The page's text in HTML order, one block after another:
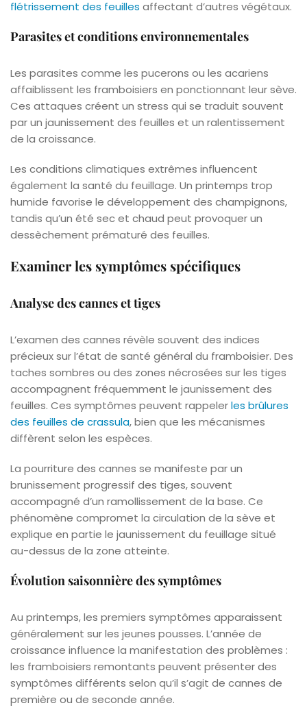
flétrissement des feuilles affectant d’autres végétaux.
Parasites et conditions environnementales
Les parasites comme les pucerons ou les acariens
affaiblissent les framboisiers en ponctionnant leur sève.
Ces attaques créent un stress qui se traduit souvent
par un jaunissement des feuilles et un ralentissement
de la croissance.
Les conditions climatiques extrêmes influencent
également la santé du feuillage. Un printemps trop
humide favorise le développement des champignons,
tandis qu’un été sec et chaud peut provoquer un
dessèchement prématuré des feuilles.
Examiner les symptômes spécifiques
Analyse des cannes et tiges
L’examen des cannes révèle souvent des indices
précieux sur l’état de santé général du framboisier. Des
taches sombres ou des zones nécrosées sur les tiges
accompagnent fréquemment le jaunissement des
feuilles. Ces symptômes peuvent rappelerles brûlures
des feuilles de crassula, bien que les mécanismes
diffèrent selon les espèces.
La pourriture des cannes se manifeste par un
brunissement progressif des tiges, souvent
accompagné d’un ramollissement de la base. Ce
phénomène compromet la circulation de la sève et
explique en partie le jaunissement du feuillage situé
au-dessus de la zone atteinte.
Évolution saisonnière des symptômes
Au printemps, les premiers symptômes apparaissent
généralement sur les jeunes pousses. L’année de
croissance influence la manifestation des problèmes :
les framboisiers remontants peuvent présenter des
symptômes différents selon qu’il s’agit de cannes de
première ou de seconde année.